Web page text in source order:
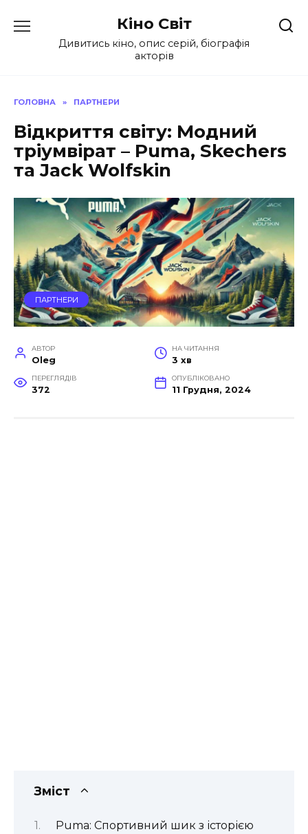
до
Кіно Світ
Дивитись кіно, опис серій, біографія
акторів
ГОЛОВНА » ПАРТНЕРИ
Відкриття світу: Модний
тріумвірат – Puma, Skechers
та Jack Wolfskin
ПАРТНЕРИ
АВТОР
Oleg
НА ЧИТАННЯ
3 хв
ПЕРЕГЛЯДІВ
372
ОПУБЛІКОВАНО
11 Грудня, 2024
Зміст
Puma: Спортивний шик з історією